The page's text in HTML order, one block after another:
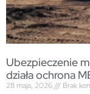
Ubezpieczenie
działa ochrona
28 maja, 2026 Brak